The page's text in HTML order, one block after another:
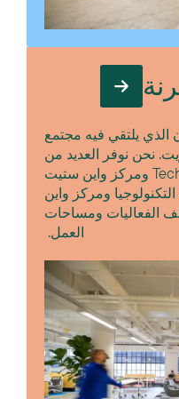
الذي يلتقي فيه مجتمع
نحن نوفر العديد من
المساحات المختلفة في TechTown ومركز واين ستيت
ومركز واين
الفعاليات ومساحات
العمل.